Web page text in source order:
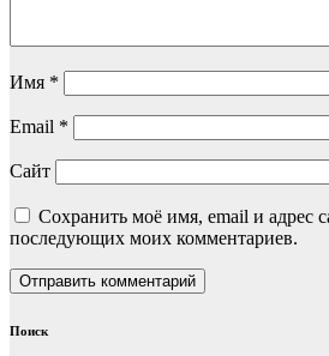
Имя *
Email *
Сайт
Сохранить моё имя, email и адрес
последующих моих комментариев.
Поиск